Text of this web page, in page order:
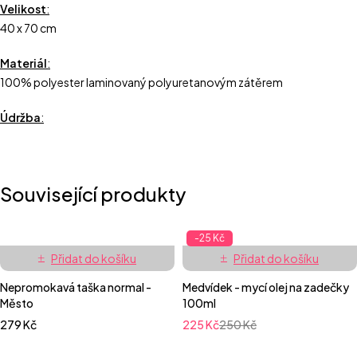
Velikost:
40 x 70 cm
Materiál:
100% polyester laminovaný polyuretanovým zátěrem
Údržba:
Související produkty
Přidat do košíku
Nepromokavá taška normal -
Město
279Kč
-25 Kč
Přidat do košíku
Medvídek - mycí olej na zadečky
100ml
250Kč
225Kč